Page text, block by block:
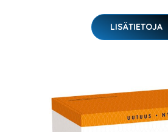
LISÄTIETOJA